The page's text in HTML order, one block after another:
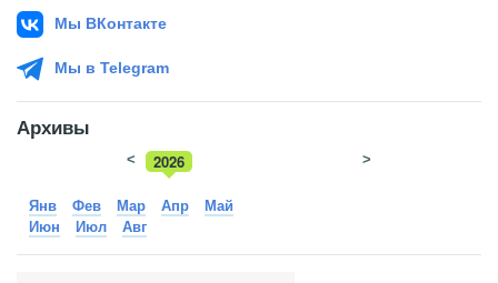
Мы ВКонтакте
Мы в Telegram
Архивы
2026
2025
< >
Янв Фев Мар Апр
Май
Июн
Июл Авг